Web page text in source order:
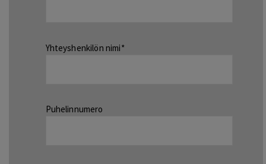
Yhteyshenkilön nimi*
Puhelinnumero